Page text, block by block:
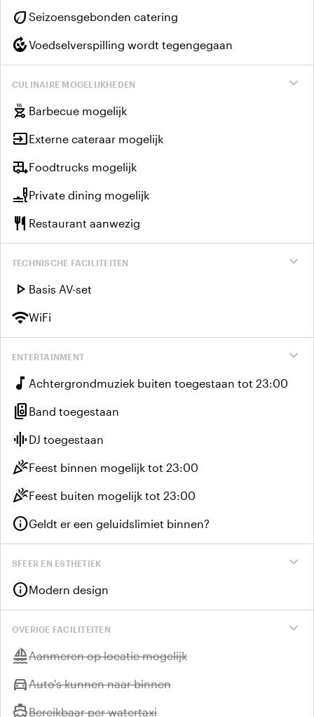
eco Seizoensgebonden catering
compostVoedselverspilling wordt tegengegaan
expand_more
CULINAIRE MOGELIJKHEDEN
outdoor_grill Barbecue mogelijk
inputExterne cateraar mogelijk
rv_hookupFoodtrucks mogelijk
brunch_diningPrivate dining mogelijk
restaurant Restaurant aanwezig
expand_more
TECHNISCHE FACILITEITEN
play_arrow Basis AV-set
wifiWiFi
expand_more
ENTERTAINMENT
music_note Achtergrondmuziek buiten toegestaan tot 23:00
speaker_group Band toegestaan
graphic_eq DJ toegestaan
celebrationFeest binnen mogelijk tot 23:00
celebrationFeest buiten mogelijk tot 23:00
infoGeldt er een geluidslimiet binnen?
expand_more
SFEER EN ESTHETIEK
infoModern design
expand_more
OVERIGE FACILITEITEN
sailingNiet beschikbaar:
Aanmeren op locatie mogelijk
directions_carNiet beschikbaar:
Auto's kunnen naar binnen
directions_boatNiet beschikbaar:
Bereikbaar per watertaxi